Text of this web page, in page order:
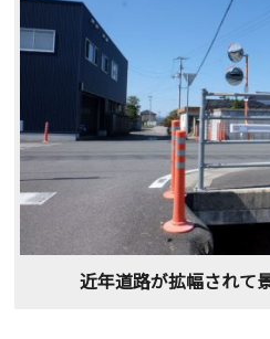
近年道路が拡幅されて